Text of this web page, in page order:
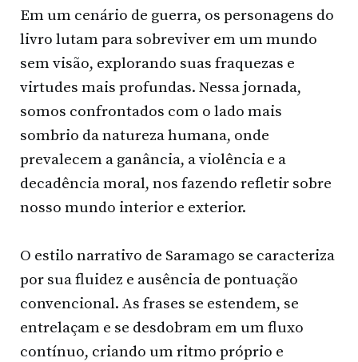
Em um cenário de guerra, os personagens do
livro lutam para sobreviver em um mundo
sem visão, explorando suas fraquezas e
virtudes mais profundas. Nessa jornada,
somos confrontados com o lado mais
sombrio da natureza humana, onde
prevalecem a ganância, a violência e a
decadência moral, nos fazendo refletir sobre
nosso mundo interior e exterior.
O estilo narrativo de Saramago se caracteriza
por sua fluidez e ausência de pontuação
convencional. As frases se estendem, se
entrelaçam e se desdobram em um fluxo
contínuo, criando um ritmo próprio e